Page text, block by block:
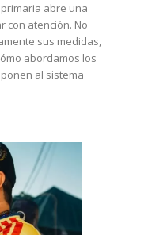
abre una
con atención. No
sus medidas,
abordamos los
al sistema